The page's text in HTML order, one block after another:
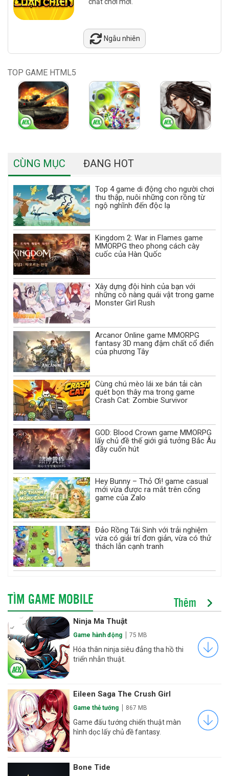
chất chơi mới.
Ngẫu nhiên
TOP GAME HTML5
CÙNG MỤC ĐANG HOT
Top 4 game di động cho người chơi
thu thập, nuôi những con rồng từ
ngộ nghĩnh đến độc lạ
Kingdom 2: War in Flames game
MMORPG theo phong cách cày
cuốc của Hàn Quốc
Xây dựng đội hình của bạn với
những cô nàng quái vật trong game
Monster Girl Rush
Arcanor Online game MMORPG
fantasy 3D mang đậm chất cổ điển
của phương Tây
Cùng chú mèo lái xe bán tải càn
quét bọn thây ma trong game
Crash Cat: Zombie Survivor
GOD: Blood Crown game MMORPG
lấy chủ đề thế giới giả tưởng Bắc Âu
đầy cuốn hút
Hey Bunny – Thỏ Ơi! game casual
mới vừa được ra mắt trên cổng
game của Zalo
Đảo Rồng Tái Sinh với trải nghiệm
vừa có giải trí đơn giản, vừa có thử
thách lẫn cạnh tranh
TÌM GAME MOBILE Thêm
Ninja Ma Thuật
Game hành động 75 MB
Hóa thân ninja siêu đẳng tha hồ thi
triển nhẫn thuật.
Eileen Saga The Crush Girl
Game thẻ tướng 867 MB
Game đấu tướng chiến thuật màn
hình dọc lấy chủ đề fantasy.
Bone Tide